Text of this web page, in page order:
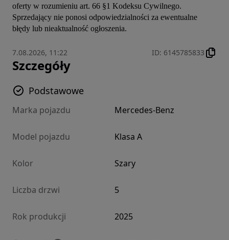
oferty w rozumieniu art. 66 §1 Kodeksu Cywilnego.
Sprzedający nie ponosi odpowiedzialności za ewentualne
błędy lub nieaktualność ogłoszenia.
7.08.2026, 11:22 ID: 6145785833
Szczegóły
Podstawowe
Marka pojazdu Mercedes-Benz
Model pojazdu Klasa A
Kolor Szary
Liczba drzwi 5
Rok produkcji 2025